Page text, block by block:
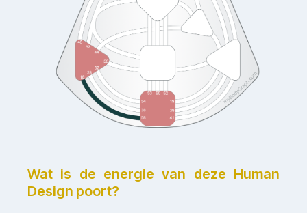
Wat is de energie van deze Human
Design poort?